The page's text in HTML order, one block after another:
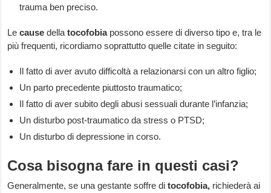
trauma ben preciso.
Lecause dellatocofobiapossono essere di diverso tipo e, tra le
più frequenti, ricordiamo soprattutto quelle citate in seguito:
Il fatto di aver avuto difficoltà a relazionarsi con un altro figlio;
Un parto precedente piuttosto traumatico;
Il fatto di aver subito degli abusi sessuali durante l’infanzia;
Un disturbo post-traumatico da stress o PTSD;
Un disturbo di depressione in corso.
Cosa bisogna fare in questi casi?
Generalmente, se una gestante soffre ditocofobia, richiederà ai